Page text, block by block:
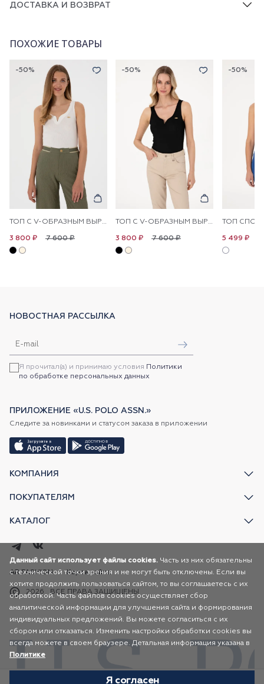
ДОСТАВКА И ВОЗВРАТ
ПОХОЖИЕ ТОВАРЫ
-50%
ТОП С V-ОБРАЗНЫМ ВЫРЕЗОМ
7 600 ₽
3 800 ₽
-50%
ТОП С V-ОБРАЗНЫМ ВЫРЕЗОМ
7 600 ₽
3 800 ₽
-50%
ТОП
5 499 ₽
КОМПАНИЯ
ПОКУПАТЕЛЯМ
КАТАЛОГ
НОВОСТНАЯ РАССЫЛКА
Я прочитал(а) и принимаю условия Политики
по обработке персональных данных
ПРИЛОЖЕНИЕ «U.S. POLO ASSN.»
Следите за новинками и статусом заказа в приложении
2026 ВСЕ ПРАВА ЗАЩИЩЕНЫ
AR FASHION Карта сайта
Данный сайт использует файлы cookies. Часть из них обязательны
с технической точки зрения и не могут быть отключены. Если вы
хотите продолжить пользоваться сайтом, то вы соглашаетесь с их
обработкой. Часть файлов cookies осуществляет сбор
аналитической информации для улучшения сайта и формирования
индивидуальных предложений. Вы можете согласиться с их
сбором или отказаться. Изменить настройки обработки cookies вы
всегда можете в своем браузере. Детальная информация указана в
Политике
Я согласен